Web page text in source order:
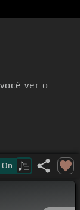
ver o
Vem[C]café!
On